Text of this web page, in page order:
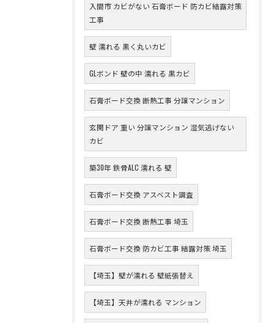
入間市 カビがない 石膏ボード 防カビ結露対策
工事
壁 濡れる 黒く丸いカビ
GLボンド 壁の中 濡れる 黒カビ
石膏ボード交換 断熱工事 分譲マンション
玄関ドア 重い 分譲マンション 湿気逃げない
カビ
築30年 鉄骨ALC 濡れる 壁
石膏ボード交換 アスベスト調査
石膏ボード交換 断熱工事 埼玉
石膏ボード交換 防カビ工事 結露対策 埼玉
【埼玉】壁が濡れる 壁紙張替え
【埼玉】天井が濡れる マンション